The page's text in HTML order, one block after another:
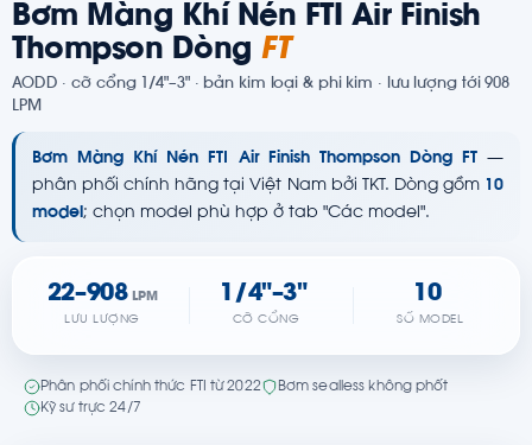
Bơm Màng Khí Nén FTI Air Finish
Thompson Dòng FT
AODD · cỡ cổng 1/4"–3" · bản kim loại & phi kim · lưu lượng tới 908
LPM
Bơm Màng Khí Nén FTI Air Finish Thompson Dòng FT
—
phân phối chính hãng tại Việt Nam bởi TKT. Dòng gồm 10
model; chọn model phù hợp ở tab "Các model".
22–908 LPM
LƯU LƯỢNG
1/4"–3"
CỠ CỔNG
10
SỐ MODEL
Phân phối chính thức FTI từ 2022
Bơm sealless không phốt
Kỹ sư trực 24/7